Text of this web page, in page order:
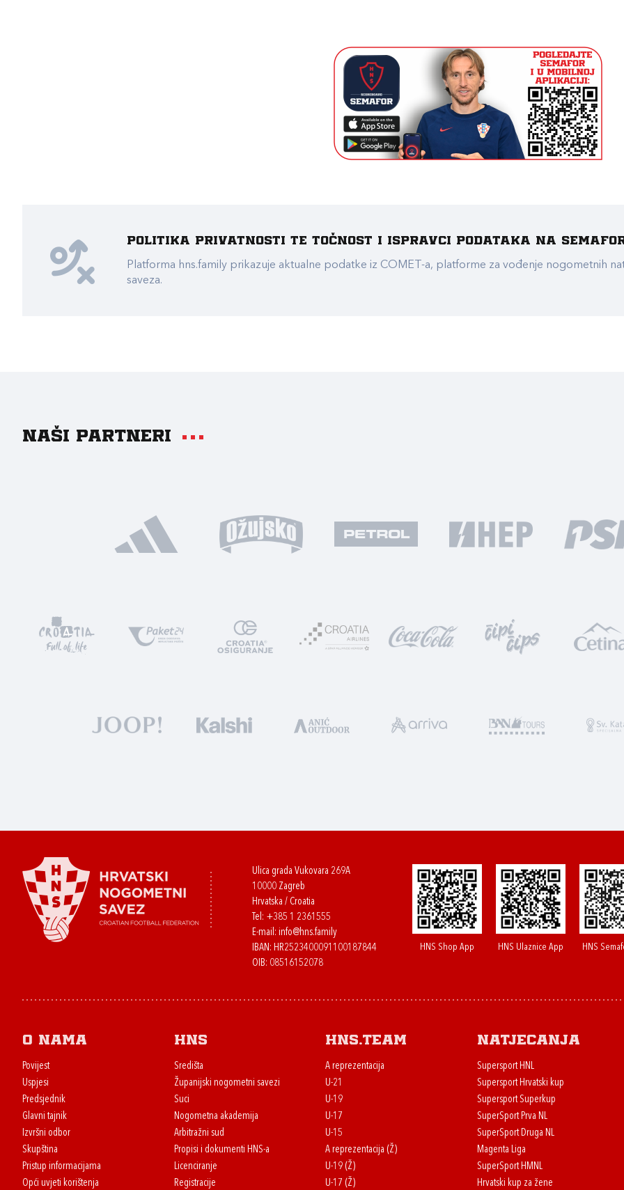
Politika privatnosti te točnost i ispravci podataka na
Platforma hns.family prikazuje aktualne podatke iz COMET-a, platforme za vođenje nogometnih
saveza.
Naši partneri
Ulica grada Vukovara 269A
10000 Zagreb
Hrvatska / Croatia
Tel: +385 1 2361555
E-mail: info@hns.family
IBAN: HR2523400091100187844
OIB: 08516152078
HNS Shop App HNS Ulaznice App HNS
O nama
Povijest
Uspjesi
Predsjednik
Glavni tajnik
Izvršni odbor
Skupština
Pristup informacijama
Opći uvjeti korištenja
HNS
Središta
Županijski nogometni savezi
Suci
Nogometna akademija
Arbitražni sud
Propisi i dokumenti HNS-a
Licenciranje
Registracije
HNS.team
A reprezentacija
U-21
U-19
U-17
U-15
A reprezentacija (Ž)
U-19 (Ž)
U-17 (Ž)
Natjecanja
Supersport HNL
Supersport Hrvatski kup
Supersport Superkup
SuperSport Prva NL
SuperSport Druga NL
Magenta Liga
SuperSport HMNL
Hrvatski kup za žene